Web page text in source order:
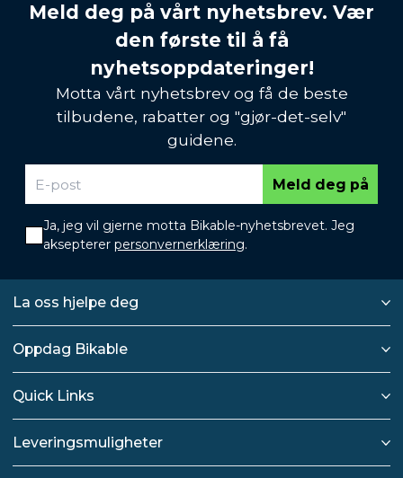
Meld deg på vårt nyhetsbrev. Vær
den første til å få
nyhetsoppdateringer!
Motta vårt nyhetsbrev og få de beste
tilbudene, rabatter og "gjør-det-selv"
guidene.
Meld deg på
Ja, jeg vil gjerne motta Bikable-nyhetsbrevet. Jeg
aksepterer personvernerklæring.
La oss hjelpe deg
Oppdag Bikable
Quick Links
Leveringsmuligheter